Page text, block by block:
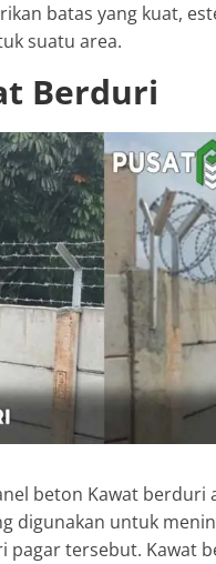
batas yang kuat,
suatu area.
Berduri
beton Kawat berduri
digunakan untuk
pagar tersebut. Kawat